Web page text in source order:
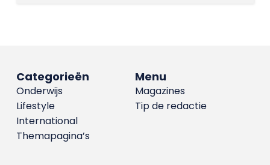
Menu
Magazines
Tip de redactie
Categorieën
Onderwijs
Lifestyle
International
Themapagina’s